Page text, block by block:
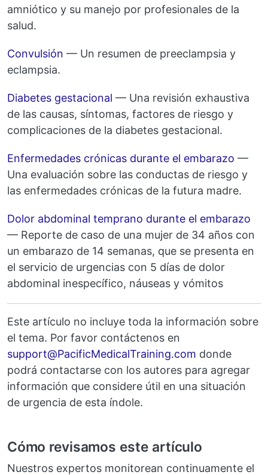
amniótico y su manejo por profesionales de la
salud.
Convulsión — Un resumen de preeclampsia y
eclampsia.
Diabetes gestacional — Una revisión exhaustiva
de las causas, síntomas, factores de riesgo y
complicaciones de la diabetes gestacional.
Enfermedades crónicas durante el embarazo —
Una evaluación sobre las conductas de riesgo y
las enfermedades crónicas de la futura madre.
Dolor abdominal temprano durante el embarazo
— Reporte de caso de una mujer de 34 años con
un embarazo de 14 semanas, que se presenta en
el servicio de urgencias con 5 días de dolor
abdominal inespecífico, náuseas y vómitos
Este artículo no incluye toda la información sobre
el tema. Por favor contáctenos en
support@PacificMedicalTraining.com Email
donde
podrá contactarse con los autores para agregar
información que considere útil en una situación
de urgencia de esta índole.
Cómo revisamos este artículo
Nuestros expertos monitorean continuamente el